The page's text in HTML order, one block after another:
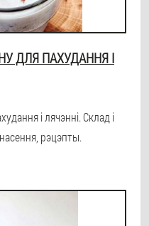
ДЛЯ ПАХУДАННЯ І
і лячэнні. Склад і
рэцэпты.